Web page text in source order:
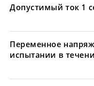
Допустимый ток 1
Переменное
испытании в